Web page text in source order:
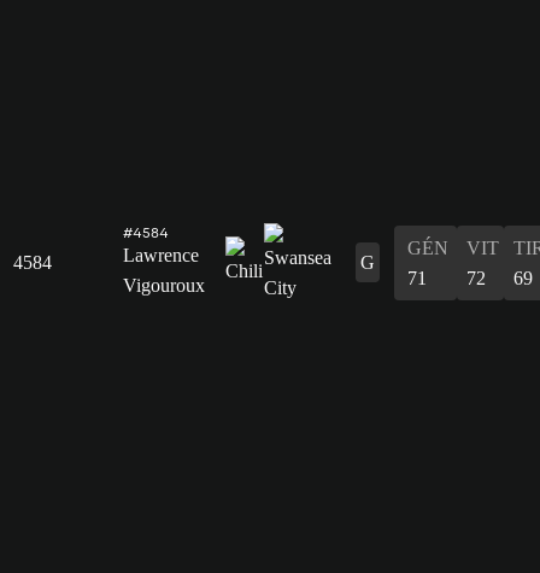
4584
#4584
Lawrence
Vigouroux
G
GÉN
71
VIT
72
69